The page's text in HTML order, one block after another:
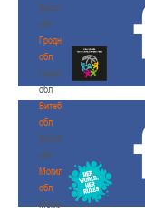
Брестская
обл
Гродненская
обл
Гродненская
обл
Витебская
обл
Витебская
обл
Могилевская
обл
Могилевская